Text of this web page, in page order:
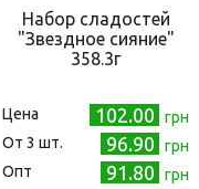
Набор сладостей
"Звездное сияние"
358.3г
Цена 102.00
грн
Oт 3 шт.
96.90
грн
Опт
91.80 грн